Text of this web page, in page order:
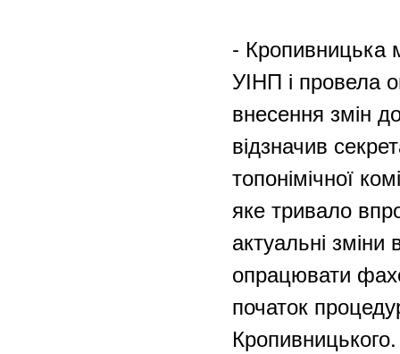
- Кропивницька
УІНП і провела
внесення змін
відзначив
топонімічної
яке тривало
актуальні зміни
опрацювати
початок